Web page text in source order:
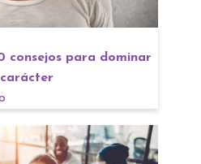
consejos para dominar